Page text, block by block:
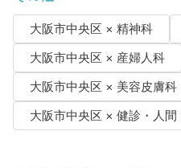
大阪市中央区 × 精神科
大阪市中央区 × 産婦人科
大阪市中央区 × 美容皮膚科
大阪市中央区 × 健診・人間